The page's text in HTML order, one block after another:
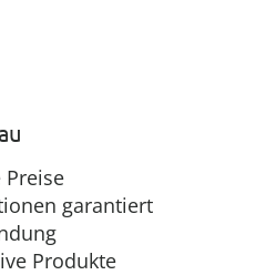
garantiert
Produkte